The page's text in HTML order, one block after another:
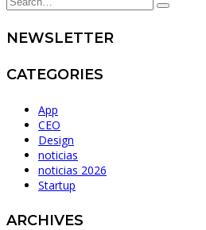
NEWSLETTER
CATEGORIES
App
CEO
Design
noticias
noticias 2026
Startup
ARCHIVES